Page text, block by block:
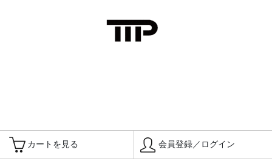
カートを見る 会員登録／ログイン